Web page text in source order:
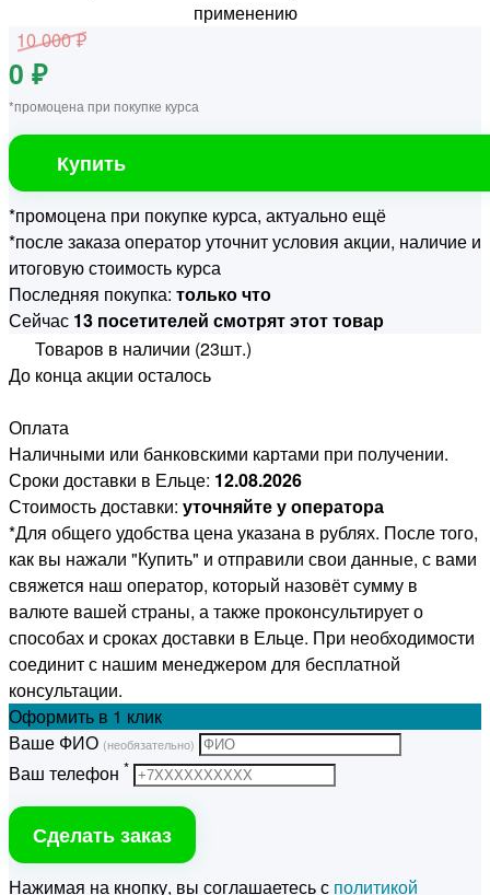
10 000 ₽
0 ₽
*промоцена при покупке курса
Купить
*промоцена при покупке курса, актуально ещё
*после заказа оператор уточнит условия акции, наличие и
итоговую стоимость курса
Последняя покупка: только что
Сейчас 13 посетителей смотрят этот товар
Товаров в наличии (23шт.)
До конца акции осталось
Оплата
Наличными или банковскими картами при получении.
Сроки доставки в Ельце: 12.08.2026
Стоимость доставки: уточняйте у оператора
*Для общего удобства цена указана в рублях. После того,
как вы нажали "Купить" и отправили свои данные, с вами
свяжется наш оператор, который назовёт сумму в
валюте вашей страны, а также проконсультирует о
способах и сроках доставки в Ельце. При необходимости
соединит с нашим менеджером для бесплатной
консультации.
Оформить в 1 клик
Ваше ФИО (необязательно)
Ваш телефон *
Сделать заказ
Нажимая на кнопку, вы соглашаетесь с политикой